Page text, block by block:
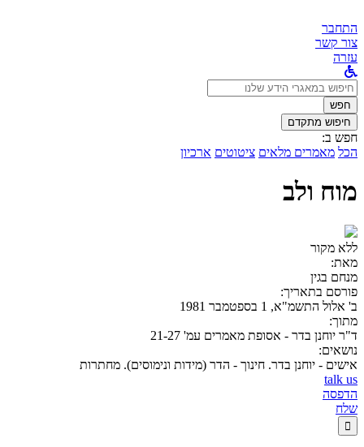
התחבר
צור קשר
עזרה
לחפש
ב:חפש
חיפוש מתקדם
חפש ב:
הכל מאמרים מלאים ציטוטים ארכיון
מוח ולב
ללא מקור
מאת:
מנחם בגין
פורסם בתאריך:
ב' אלול התשמ"א, 1 בספטמבר 1981
מתוך:
ד"ר יוחנן בדר - אסופת מאמרים עמ' 21-27
נושאים:
אישים - יוחנן בדר. חינוך - הדר (מידות ונימוסים). מחתרות
talk us
הדפסה
שלח
